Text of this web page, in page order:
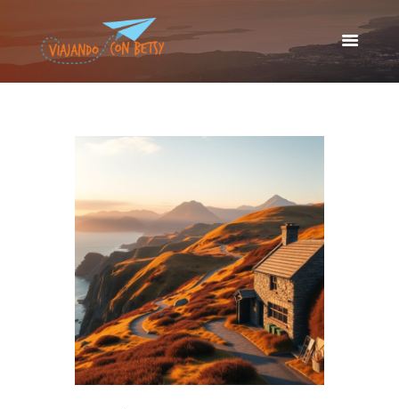
VIAJANDO CON BETSY
Viajando con Betsy
América
Asia
Quienes Somos
Contacto